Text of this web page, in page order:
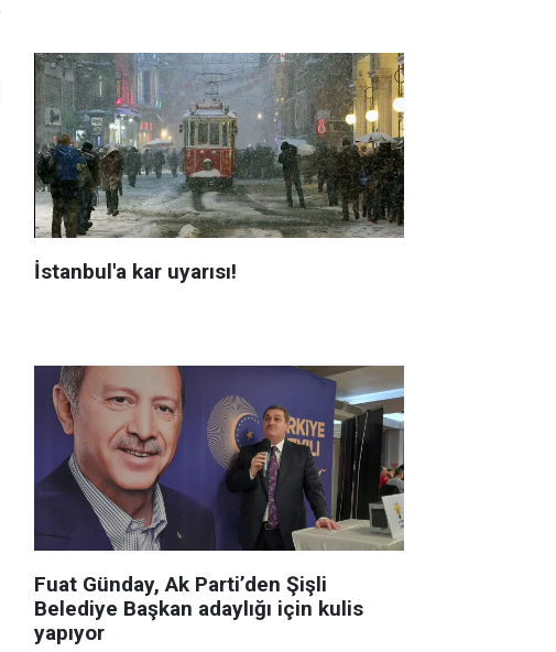
İstanbul'a kar uyarısı!
Fuat Günday, Ak Parti’den Şişli
Belediye Başkan adaylığı için kulis
yapıyor